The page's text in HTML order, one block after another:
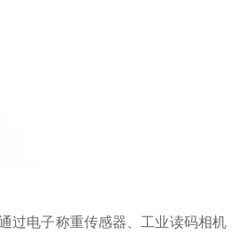
过电子称重传感器、工业读码相机